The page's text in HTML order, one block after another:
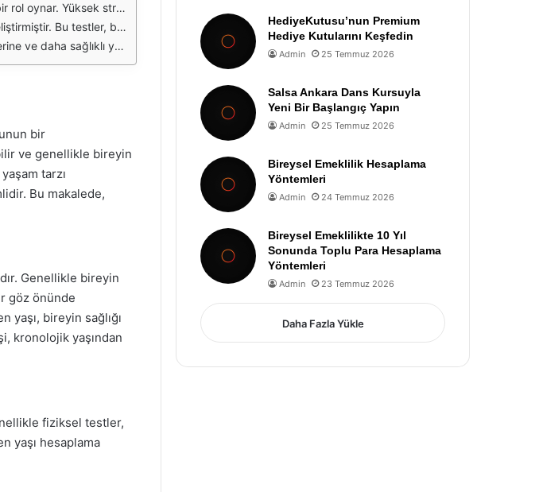
tekniklerinin uygulanması, beden yaşını olumlu yönde etkileyebilir.
ve gerektiğinde yaşam tarzlarında değişiklik yapmalarına olanak tanır.
sağlar. Sağlıklı bir yaşam sürmek, beden yaşını genç tutmanın anahtarıdır.
bir
ve genellikle bireyin
tarzı
Bu makalede,
Genellikle bireyin
göz önünde
yaşı, bireyin sağlığı
kronolojik yaşından
fiziksel testler,
yaşı hesaplama
HediyeKutusu’nun Premium
Hediye Kutularını Keşfedin
Admin 25 Temmuz 2026
Salsa Ankara Dans Kursuyla
Yeni Bir Başlangıç Yapın
Admin 25 Temmuz 2026
Bireysel Emeklilik Hesaplama
Yöntemleri
Admin 24 Temmuz 2026
Bireysel Emeklilikte 10 Yıl
Sonunda Toplu Para Hesaplama
Yöntemleri
Admin 23 Temmuz 2026
Daha Fazla Yükle